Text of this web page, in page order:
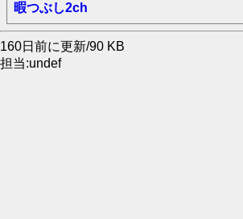
暇つぶし2ch
160日前に更新/90 KB
担当:undef